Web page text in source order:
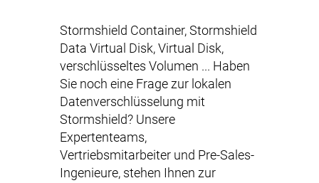
Stormshield Container, Stormshield
Data Virtual Disk, Virtual Disk,
verschlüsseltes Volumen ... Haben
Sie noch eine Frage zur lokalen
Datenverschlüsselung mit
Stormshield? Unsere
Expertenteams,
Vertriebsmitarbeiter und Pre-Sales-
Ingenieure, stehen Ihnen zur